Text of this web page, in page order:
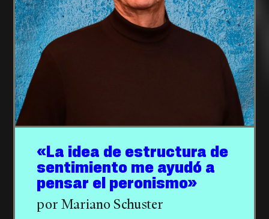
«La idea de estructura de
sentimiento me ayudó a
pensar el peronismo»
por Mariano Schuster